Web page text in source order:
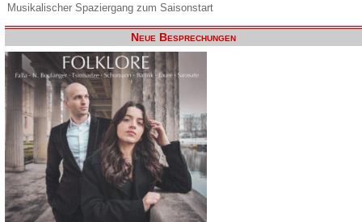
Musikalischer Spaziergang zum Saisonstart
Neue Besprechungen